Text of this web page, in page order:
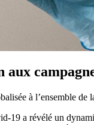
à l’ensemble de
19 a révélé un